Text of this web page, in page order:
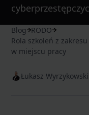
Blog
RODO
Rola szkoleń z
w miejscu pracy
Łukasz Wyrzykowski